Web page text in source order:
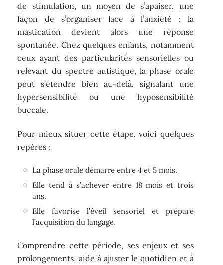
de stimulation, un moyen de s’apaiser, une
façon de s’organiser face à l’anxiété : la
mastication devient alors une réponse
spontanée. Chez quelques enfants, notamment
ceux ayant des particularités sensorielles ou
relevant du spectre autistique, la phase orale
peut s’étendre bien au-delà, signalant une
hypersensibilité ou une hyposensibilité
buccale.
Pour mieux situer cette étape, voici quelques
repères :
La phase orale démarre entre 4 et 5 mois.
Elle tend à s’achever entre 18 mois et trois
ans.
Elle favorise l’éveil sensoriel et prépare
l’acquisition du langage.
Comprendre cette période, ses enjeux et ses
prolongements, aide à ajuster le quotidien et à